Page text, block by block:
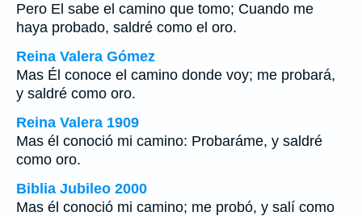
Pero El sabe el camino que tomo; Cuando me
haya probado, saldré como el oro.
Reina Valera Gómez
Mas Él conoce el camino donde voy; me probará,
y saldré como oro.
Reina Valera 1909
Mas él conoció mi camino: Probaráme, y saldré
como oro.
Biblia Jubileo 2000
Mas él conoció mi camino; me probó, y salí como